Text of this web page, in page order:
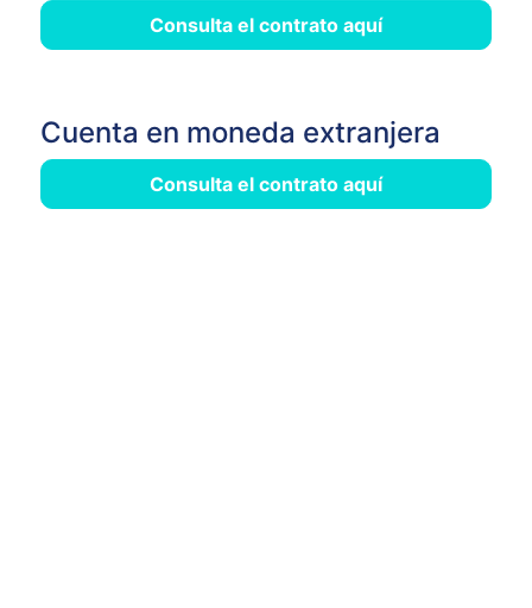
Consulta el contrato aquí
Cuenta en moneda extranjera
Consulta el contrato aquí